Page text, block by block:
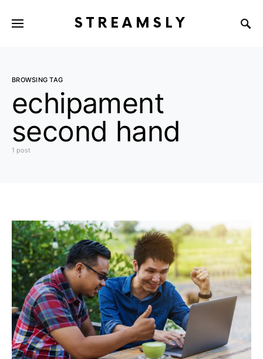
STREAMSLY
BROWSING TAG
echipament
second hand
1 post